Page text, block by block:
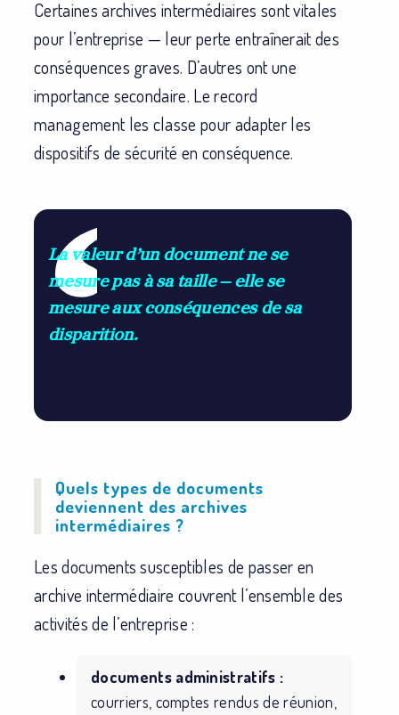
Certaines archives intermédiaires sont vitales
pour l’entreprise — leur perte entraînerait des
conséquences graves. D’autres ont une
importance secondaire. Le record
management les classe pour adapter les
dispositifs de sécurité en conséquence.
La valeur d’un document ne se
mesure pas à sa taille — elle se
mesure aux conséquences de sa
disparition.
Quels types de documents
deviennent des archives
intermédiaires ?
Les documents susceptibles de passer en
archive intermédiaire couvrent l’ensemble des
activités de l’entreprise :
documents administratifs :
courriers, comptes rendus de réunion,